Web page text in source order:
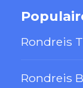
Rondreis
Rondreis